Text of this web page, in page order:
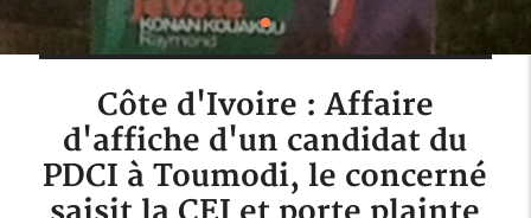
Côte d'Ivoire : Affaire
d'affiche d'un candidat du
PDCI à Toumodi, le concerné